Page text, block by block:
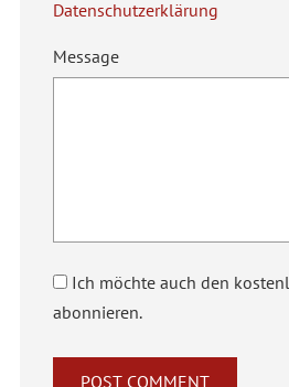
Datenschutzerklärung
Message
Ich möchte auch den
abonnieren.